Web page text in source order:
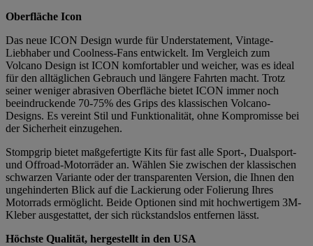
Oberfläche Icon
Das neue ICON Design wurde für Understatement, Vintage-
Liebhaber und Coolness-Fans entwickelt. Im Vergleich zum
Volcano Design ist ICON komfortabler und weicher, was es ideal
für den alltäglichen Gebrauch und längere Fahrten macht. Trotz
seiner weniger abrasiven Oberfläche bietet ICON immer noch
beeindruckende 70-75% des Grips des klassischen Volcano-
Designs. Es vereint Stil und Funktionalität, ohne Kompromisse bei
der Sicherheit einzugehen.
Stompgrip bietet maßgefertigte Kits für fast alle Sport-, Dualsport-
und Offroad-Motorräder an. Wählen Sie zwischen der klassischen
schwarzen Variante oder der transparenten Version, die Ihnen den
ungehinderten Blick auf die Lackierung oder Folierung Ihres
Motorrads ermöglicht. Beide Optionen sind mit hochwertigem 3M-
Kleber ausgestattet, der sich rückstandslos entfernen lässt.
Höchste Qualität, hergestellt in den USA